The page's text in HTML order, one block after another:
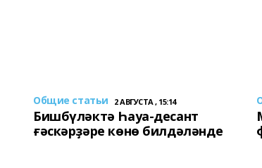
Общие статьи 2 АВГУСТА , 15:14
Бишбүләктә Һауа-десант
ғәскәрҙәре көнө билдәләнде